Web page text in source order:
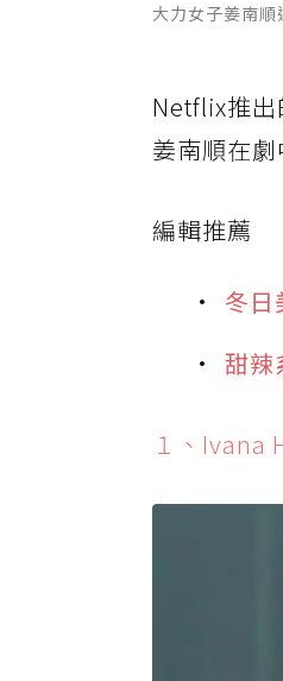
大力女子姜南
Netflix推出
姜南順在劇
編輯推薦
冬日
甜辣
１、Ivana